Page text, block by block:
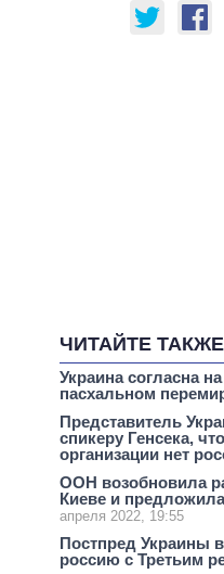
ЧИТАЙТЕ ТАКЖЕ
Украина согласна
пасхальном
Представитель
спикеру Генсека,
организации нет
ООН возобновила
Киеве и
апреля 2022, 19:55
Постпред Украины
россию с Третьим